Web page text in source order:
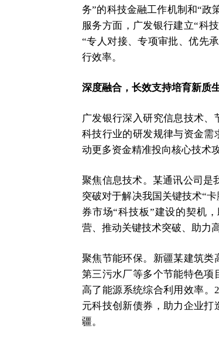
务”的科技金融工作机制和“政
服务方面，广发银行建立“科
“专人对接、专项审批、优先
行效率。
深度融合，长效支持培育新质
广发银行深入研究信息技术
科技行业的研发规律与资金
动更多资金精准投向核心技术
聚焦信息技术。某通讯公司是
突破对于解决我国关键技术“
券市场“科技板”建设的契机
营、推动关键技术突破、助力
聚焦节能环保。新疆某建筑
第三污水厂等多个节能特色项
高了能源系统综合利用效率。
元科技创新债券，助力企业
疆。